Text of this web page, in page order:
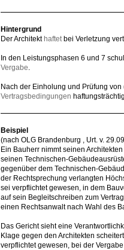
Hintergrund
Der Architekt haftetbei Verletzung
In den Leistungsphasen 6 und 7
Vergabe.
Nach der Einholung und Prüfung
Vertragsbedingungen
Beispiel
(nach OLG Brandenburg , Urt. v.
Ein Bauherr nimmt seinen
seinen Technischen-
gegenüber dem Technischen-
der Rechtsprechung verlangten
sei verpflichtet gewesen, in dem
auf sein Begleitschreiben zum
einen Rechtsanwalt nach Wahl des
Das Gericht sieht eine
Klage gegen den Architekten
verpflichtet gewesen, bei der